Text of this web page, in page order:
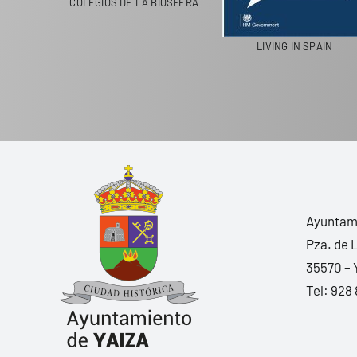
COLEGIOS DE LA BIOSFERA
LIVING IN SPAIN
Pza. de
35570 –
Tel: 928